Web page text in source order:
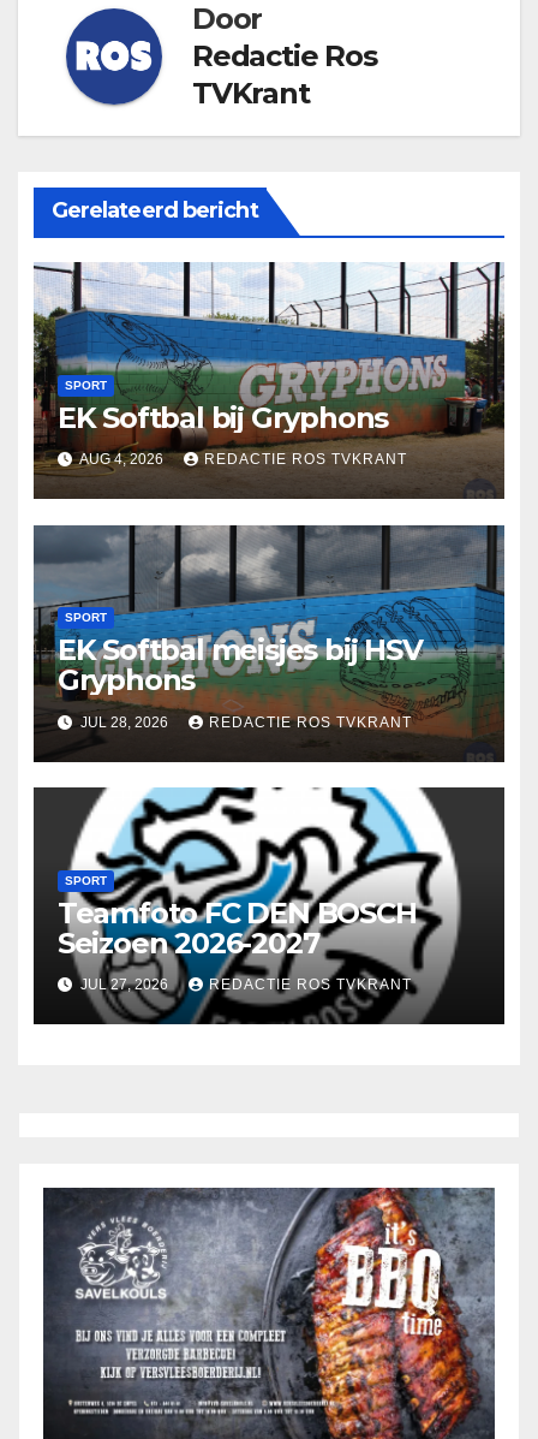
Door
Redactie Ros
TVKrant
Gerelateerd bericht
SPORT
EK Softbal bij Gryphons
AUG 4, 2026 REDACTIE ROS TVKRANT
SPORT
EK Softbal meisjes bij HSV
Gryphons
JUL 28, 2026 REDACTIE ROS TVKRANT
SPORT
Teamfoto FC DEN BOSCH
Seizoen 2026-2027
JUL 27, 2026 REDACTIE ROS TVKRANT